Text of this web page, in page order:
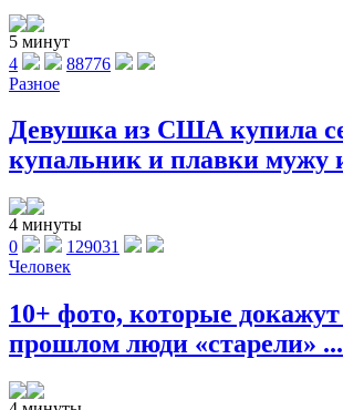
5 минут
4
88776
Разное
Девушка из США купила
купальник и плавки мужу
4 минуты
0
129031
Человек
10+ фото, которые
прошлом люди «старели» ...